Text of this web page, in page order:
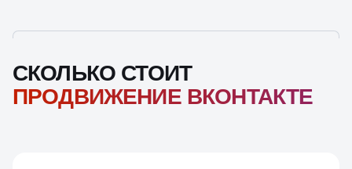
СКОЛЬКО СТОИТ
ПРОДВИЖЕНИЕ ВКОНТАКТЕ